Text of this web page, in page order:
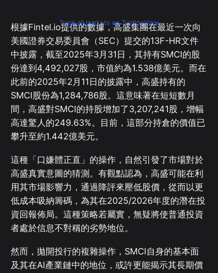
Track all markets on TradingView
根據Fintel.io提供的數據，高盛集團在最近一次向
美國證券交易委員會（SEC）提交的13F-HR文件
中披露，截至2025年3月31日，其持有SMCI的股
份達到4,492,027股，市值約為1.538億美元。而在
此前的2025年2月11日的披露中，高盛持有的
SMCI股份為1,284,786股。這意味著在短短數月
間，高盛對SMCI的持股增加了3,207,241股，增幅
高達驚人的249.63%。目前，這部分持倉的價值已
攀升至約1.442億美元。
這種「口嫌體正直」的操作，自然引發了市場對於
高盛真實意圖的猜測。有觀點認為，高盛可能在利
用其市場影響力，通過降評來壓低股價，從而以更
低成本吸納籌碼，為其在2025/2026年度的潛在投
資回報佈局。這種策略若屬實，無疑將使普通投資
者處於信息不對稱的劣勢地位。
然而，拋開投行的複雜操作，SMCI自身的基本面
及其在AI產業鏈中的地位，或許更能揭示其長期價